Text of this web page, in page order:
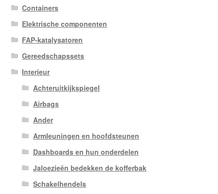
Containers
Elektrische componenten
FAP-katalysatoren
Gereedschapssets
Interieur
Achteruitkijkspiegel
Airbags
Ander
Armleuningen en hoofdsteunen
Dashboards en hun onderdelen
Jaloezieën bedekken de kofferbak
Schakelhendels